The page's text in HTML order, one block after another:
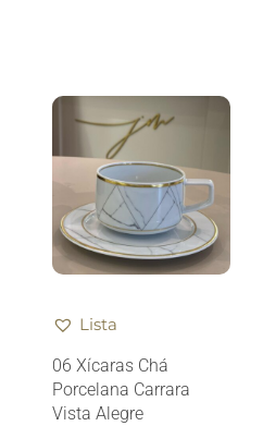
Lista
06 Xícaras Chá
Porcelana Carrara
Vista Alegre